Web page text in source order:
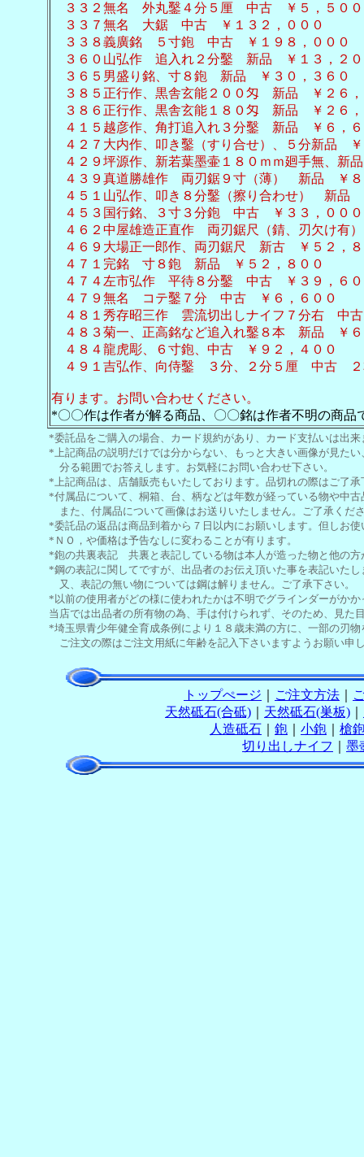
３３２無名 外丸鑿４分５厘 中古 ￥５，５００
３３７無名 大鋸 中古 ￥１３２，０００
３３８義廣銘 ５寸鉋 中古 ￥１９８，０００
３６０山弘作 追入れ２分鑿 新品 ￥１３，２０
３６５男盛り銘、寸８鉋 新品 ￥３０，３６０
３８５正行作、黒舎玄能２００匁 新品 ￥２６，
３８６正行作、黒舎玄能１８０匁 新品 ￥２６，
４１５越彦作、角打追入れ３分鑿 新品 ￥６，６
４２７大内作、叩き鑿（すり合せ）、５分新品 ￥
４２９坪源作、新若葉墨壷１８０ｍｍ廻手無、新
４３９真道勝雄作 両刃鋸９寸（薄） 新品 ￥８
４５１山弘作、叩き８分鑿（擦り合わせ） 新品
４５３国行銘、３寸３分鉋 中古 ￥３３，０００
４６２中屋雄造正直作 両刃鋸尺（錆、刃欠け有
４６９大場正一郎作、両刃鋸尺 新古 ￥５２，８
４７１完銘 寸８鉋 新品 ￥５２，８００
４７４左市弘作 平待８分鑿 中古 ￥３９，６０
４７９無名 コテ鑿７分 中古 ￥６，６００
４８１秀存昭三作 雲流切出しナイフ７分右 中
４８３菊一、正高銘など追入れ鑿８本 新品 ￥６
４８４龍虎彫、６寸鉋、中古 ￥９２，４００
４９１吉弘作、向侍鑿 ３分、２分５厘 中古 ２
有ります。お問い合わせください。
*〇〇作は作者が解る商品、〇〇銘は作者不明の商品
*委託品をご購入の場合、カード規約があり、カード支払いは出
*上記商品の説明だけでは分からない、もっと大きい画像が見た
分る範囲でお答えします。お気軽にお問い合わせ下さい。
*上記商品は、店舗販売もいたしております。品切れの際はご了承
*付属品について、桐箱、台、柄などは年数が経っている物や中
また、付属品について画像はお送りいたしません。ご了承くだ
*委託品の返品は商品到着から７日以内にお願いします。但しお
*ＮＯ，や価格は予告なしに変わることが有ります。
*鉋の共裏表記 共裏と表記している物は本人が造った物と他の
*鋼の表記に関してですが、出品者のお伝え頂いた事を表記いた
又、表記の無い物については鋼は解りません。ご了承下さい。
*以前の使用者がどの様に使われたかは不明でグラインダーがか
当店では出品者の所有物の為、手は付けられず、そのため、見
*埼玉県青少年健全育成条例により１８歳未満の方に、一部の刃
ご注文の際はご注文用紙に年齢を記入下さいますようお願い申
トップぺージ ご注文方法
天然砥石(合砥)
天然砥石(巣板)
人造砥石
鉋 小鉋
槍
切り出しナイフ
墨